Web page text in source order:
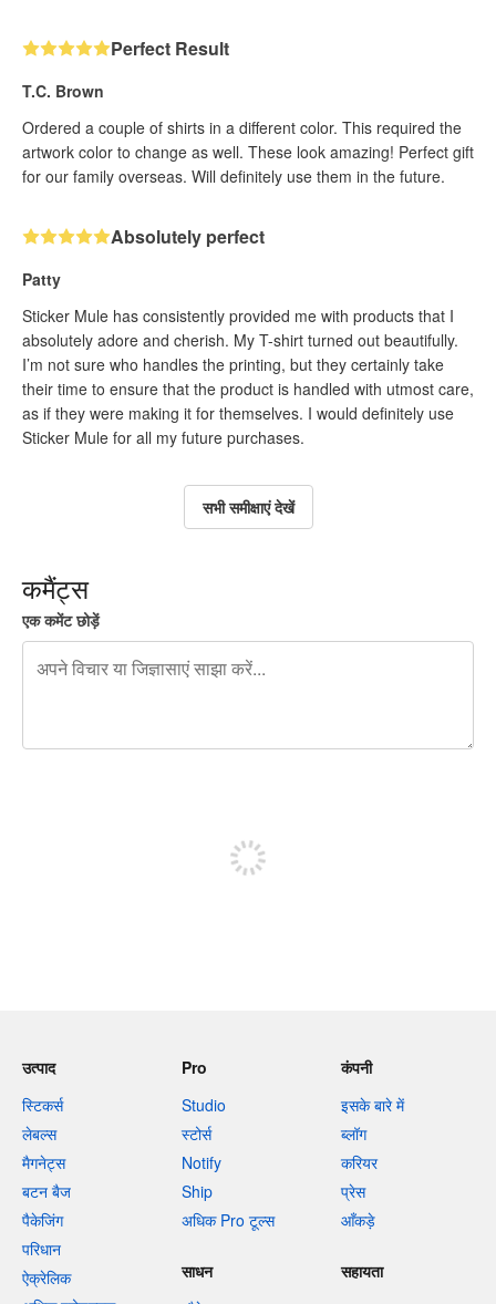
Perfect Result
T.C. Brown
Ordered a couple of shirts in a different color. This required the
artwork color to change as well. These look amazing! Perfect gift
for our family overseas. Will definitely use them in the future.
Absolutely perfect
Patty
Sticker Mule has consistently provided me with products that I
absolutely adore and cherish. My T-shirt turned out beautifully.
I’m not sure who handles the printing, but they certainly take
their time to ensure that the product is handled with utmost care,
as if they were making it for themselves. I would definitely use
Sticker Mule for all my future purchases.
सभी समीक्षाएं देखें
कमैंट्स
एक कमेंट छोड़ें
उत्पाद
स्टिकर्स
लेबल्स
मैगनेट्स
बटन बैज
पैकेजिंग
परिधान
ऐक्रेलिक
Pro
Studio
स्टोर्स
Notify
Ship
अधिक Pro टूल्स
कंपनी
इसके बारे में
ब्लॉग
करियर
प्रेस
आँकड़े
साधन
सहायता